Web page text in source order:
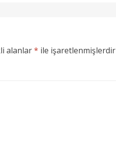
alanlar* ile işaretlenmişlerdir